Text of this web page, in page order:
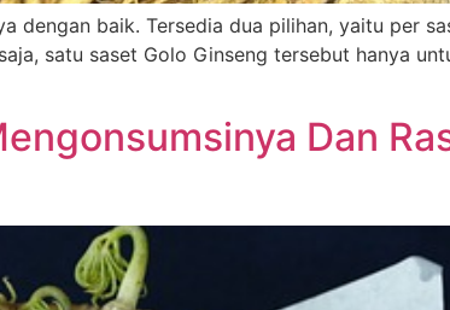
dengan baik. Tersedia dua pilihan, yaitu per
satu saset Golo Ginseng tersebut hanya
Dan